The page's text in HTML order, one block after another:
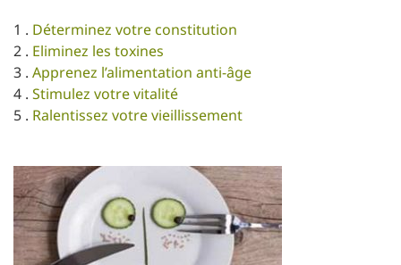
1 . Déterminez votre constitution
2 . Eliminez les toxines
3 . Apprenez l’alimentation anti-âge
4 . Stimulez votre vitalité
5 . Ralentissez votre vieillissement